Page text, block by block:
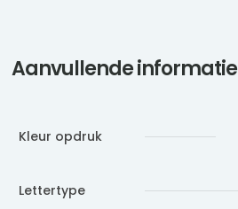
Aanvullende informatie
Kleur opdruk
Lettertype